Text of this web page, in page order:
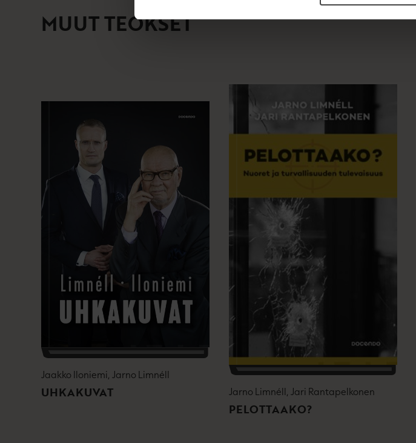
e
l
e
a
e
u
u
t
e
e
v
MUUT TEOKSET
Jaakko Iloniemi, Jarno Limnéll
UHKAKUVAT Jarno Limnéll, Jari Rantapelkonen
PELOTTAAKO?